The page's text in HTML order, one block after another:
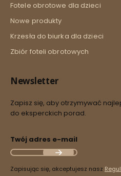
Fotele obrotowe dla dzieci
Nowe produkty
Krzesła do biurka dla dzieci
Zbiór foteli obrotowych
Newsletter
Zapisz się, aby otrzymywać
do eksperckich porad.
Twój adres e-mail
Zapisując się, akceptujesz nasz